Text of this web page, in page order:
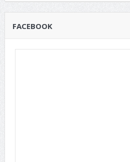
FACEBOOK